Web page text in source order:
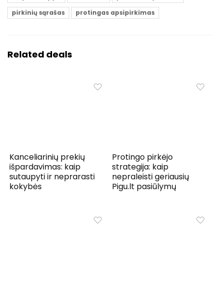
pirkinių sąrašas
protingas apsipirkimas
Related deals
Kanceliarinių prekių
išpardavimas: kaip
sutaupyti ir neprarasti
kokybės
Protingo pirkėjo
strategija: kaip
nepraleisti geriausių
Pigu.lt pasiūlymų